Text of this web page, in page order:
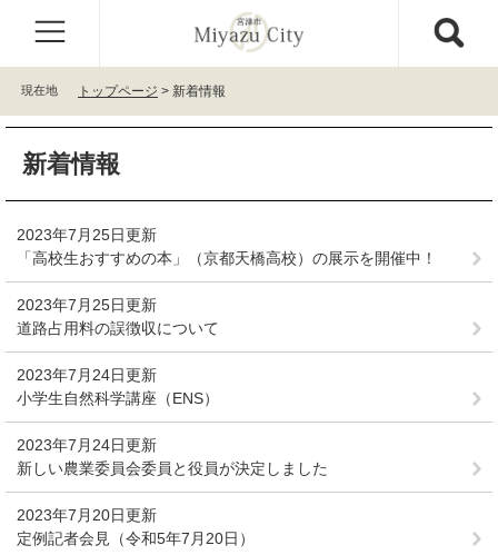
頭
。
飛
て
現在地 トップページ > 新着情報
新着情報
2023年7月25日更新
「高校生おすすめの本」（京都天橋高校）の展示を開催中！
2023年7月25日更新
道路占用料の誤徴収について
2023年7月24日更新
小学生自然科学講座（ENS）
2023年7月24日更新
新しい農業委員会委員と役員が決定しました
2023年7月20日更新
定例記者会見（令和5年7月20日）